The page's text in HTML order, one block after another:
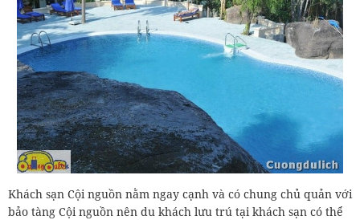
Khách sạn Cội nguồn nằm ngay cạnh và có chung chủ quản với
bảo tàng Cội nguồn nên du khách lưu trú tại khách sạn có thể